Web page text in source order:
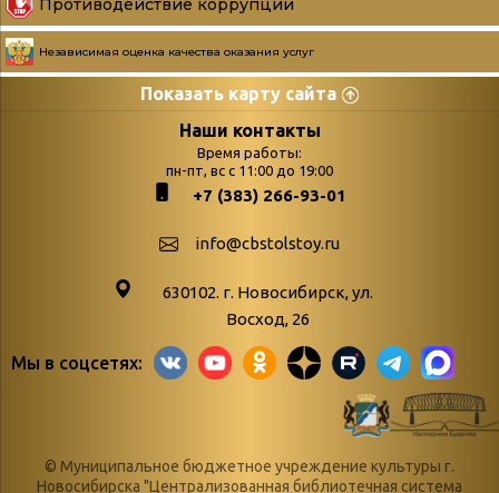
Противодействие коррупции
Независимая оценка качества оказания услуг
Показать карту сайта
Страницы
podvedenie-itogov-festivalya-
paskhalnaya-palitra
Библионочь – как ярмарка точь-в-
Конференции, семинары,
поступлений
Война. Народ.
живые»
«Мне всё
снятся
военной поры
Наши контакты
Время работы:
пн-пт, вс с 11:00 до 19:00
+7 (383) 266-93-01
info@cbstolstoy.ru
630102. г. Новосибирск, ул.
Восход, 26
Мы в соцсетях:
© Муниципальное бюджетное учреждение культуры г.
Новосибирска "Централизованная библиотечная система